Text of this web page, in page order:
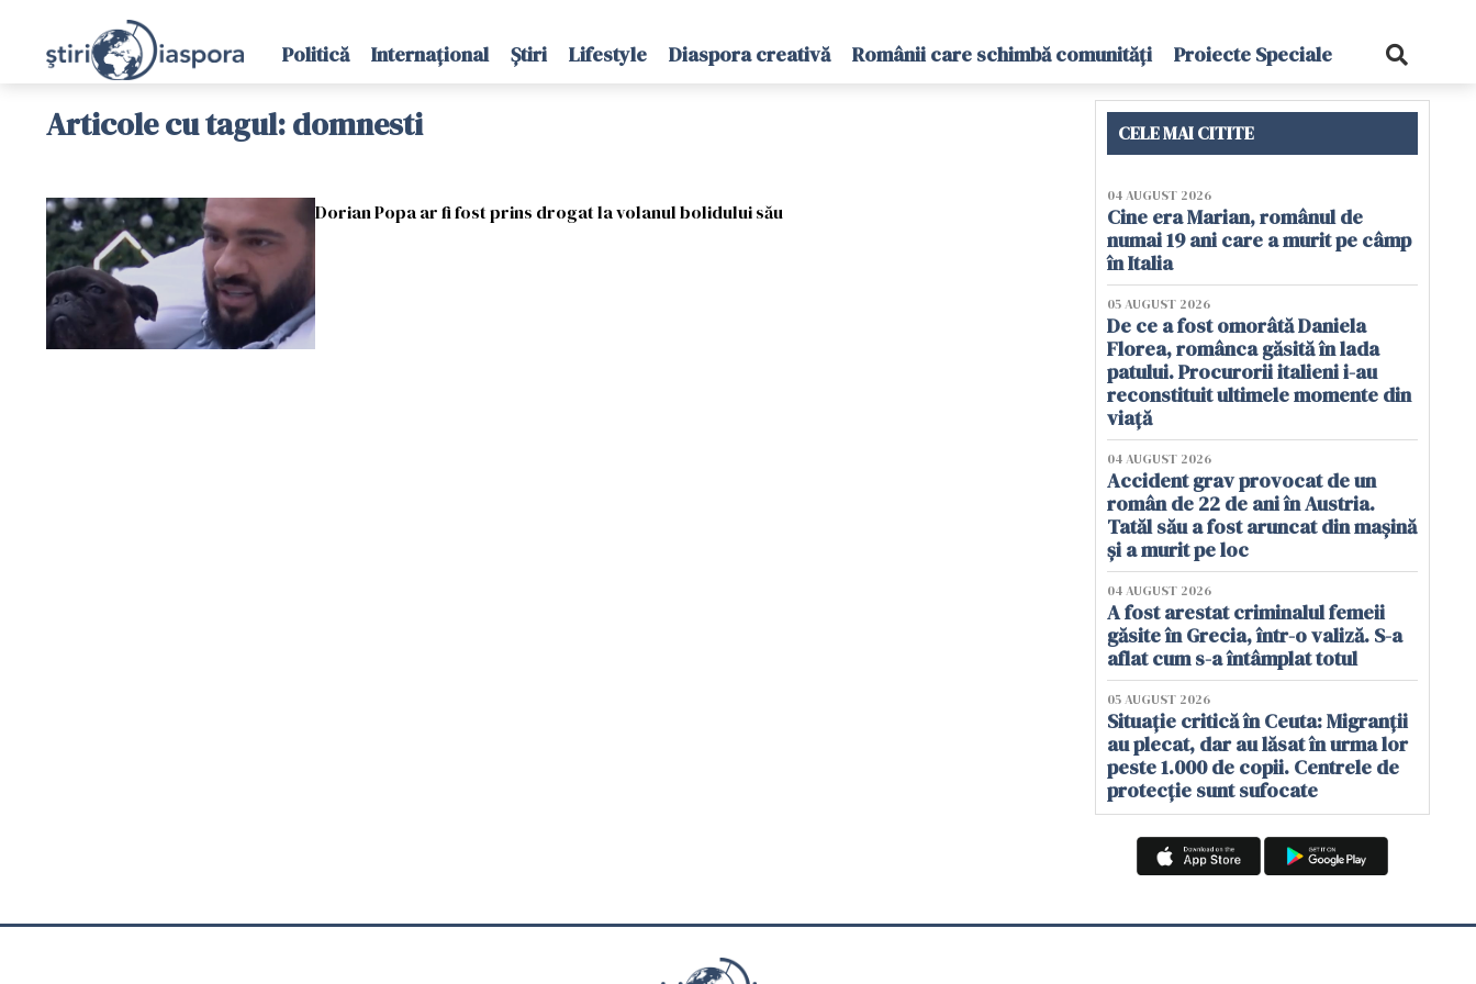
Politică Internațional Știri Lifestyle Diaspora creativă Românii care schimbă comunități Proiecte Speciale
Articole cu tagul: domnesti
Dorian Popa ar fi fost prins drogat la volanul bolidului său
CELE MAI CITITE
04 AUGUST 2026
Cine era Marian, românul de
numai 19 ani care a murit pe câmp
în Italia
05 AUGUST 2026
De ce a fost omorâtă Daniela
Florea, românca găsită în lada
patului. Procurorii italieni i-au
reconstituit ultimele momente din
viață
04 AUGUST 2026
Accident grav provocat de un
român de 22 de ani în Austria.
Tatăl său a fost aruncat din mașină
și a murit pe loc
04 AUGUST 2026
A fost arestat criminalul femeii
găsite în Grecia, într-o valiză. S-a
aflat cum s-a întâmplat totul
05 AUGUST 2026
Situație critică în Ceuta: Migranții
au plecat, dar au lăsat în urma lor
peste 1.000 de copii. Centrele de
protecție sunt sufocate